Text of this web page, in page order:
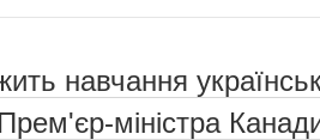
навчання
міністра